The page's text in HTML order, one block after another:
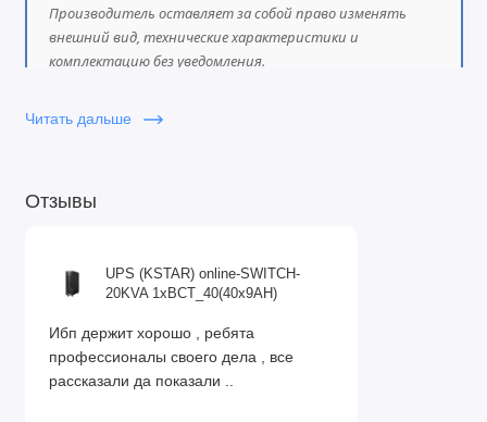
Производитель оставляет за собой право изменять
внешний вид, технические характеристики и
комплектацию без уведомления.
Читать дальше
Отзывы
UPS (KSTAR) online-SWITCH-
20KVA 1xBCT_40(40x9AH)
Ибп держит хорошо , ребята
профессионалы своего дела , все
рассказали да показали ..